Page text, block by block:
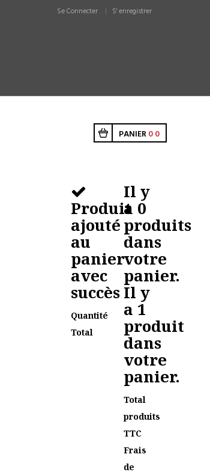
Se Connecter S' enregistrer
PANIER00
Produit
ajouté
au
panier
avec
succès
Quantité
Total
Il y
a 0
produits
dans
votre
panier.
Il y
a 1
produit
dans
votre
panier.
Total
produits
TTC
Frais
de